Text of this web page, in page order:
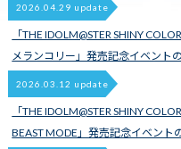
2026.04.29 update
「THE IDOLM@STER SHINY
メランコリー」発売記念イベント
2026.03.12 update
「THE IDOLM@STER SHINY
BEAST MODE」発売記念イベント